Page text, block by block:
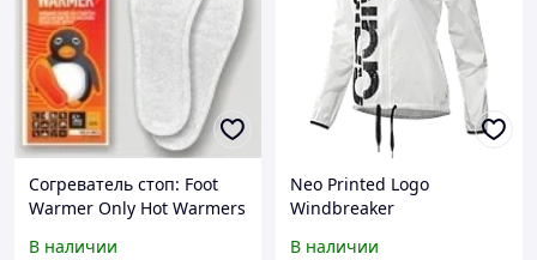
Согреватель стоп: Foot
Warmer Only Hot Warmers
В наличии
Neo Printed Logo
Windbreaker
В наличии